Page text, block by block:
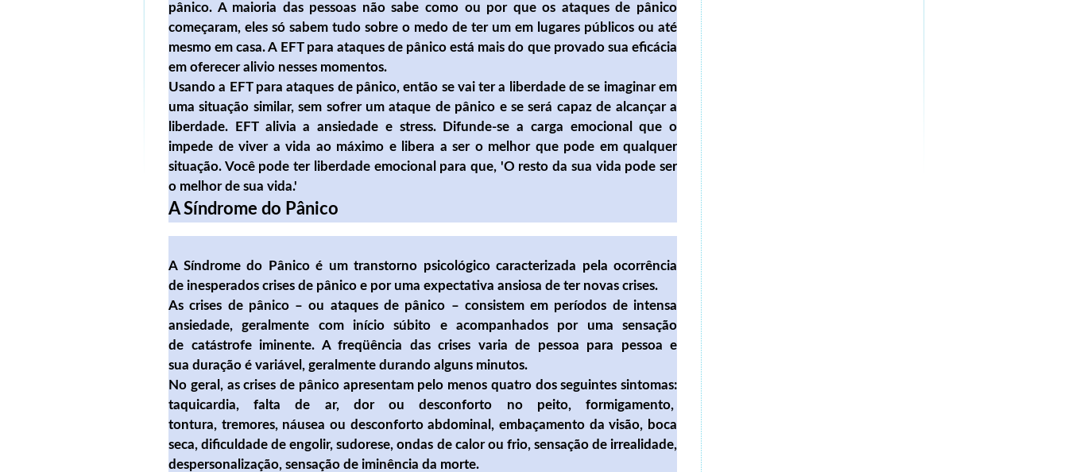
pânico. A maioria das pessoas não sabe como ou por que os ataques de pânico
começaram, eles só sabem tudo sobre o medo de ter um em lugares públicos ou até
mesmo em casa. A EFT para ataques de pânico está mais do que provado sua eficácia
em oferecer alivio nesses momentos.
Usando a EFT para ataques de pânico, então se vai ter a liberdade de se imaginar em
uma situação similar, sem sofrer um ataque de pânico e se será capaz de alcançar a
liberdade. EFT alivia a ansiedade e stress. Difunde-se a carga emocional que o
impede de viver a vida ao máximo e libera a ser o melhor que pode em qualquer
situação. Você pode ter liberdade emocional para que, 'O resto da sua vida pode ser
o melhor de sua vida.'
A Síndrome do Pânico
A Síndrome do Pânico é um transtorno psicológico caracterizada pela ocorrência
de inesperados crises de pânico e por uma expectativa ansiosa de ter novas crises.
As crises de pânico – ou ataques de pânico – consistem em períodos de intensa
ansiedade, geralmente com início súbito e acompanhados por uma sensação
de catástrofe iminente. A freqüência das crises varia de pessoa para pessoa e
sua duração é variável, geralmente durando alguns minutos.
No geral, as crises de pânico apresentam pelo menos quatro dos seguintes sintomas:
taquicardia, falta de ar, dor ou desconforto no peito, formigamento,
tontura, tremores, náusea ou desconforto abdominal, embaçamento da visão, boca
seca, dificuldade de engolir, sudorese, ondas de calor ou frio, sensação de irrealidade,
despersonalização, sensação de iminência da morte.